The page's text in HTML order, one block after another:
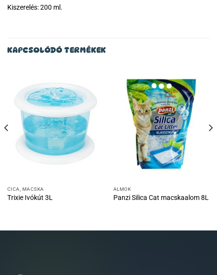
Kiszerelés: 200 ml.
KAPCSOLÓDÓ TERMÉKEK
CICA, MACSKA
Trixie Ivókút 3L
ALMOK
Panzi Silica Cat macskaalom 8L